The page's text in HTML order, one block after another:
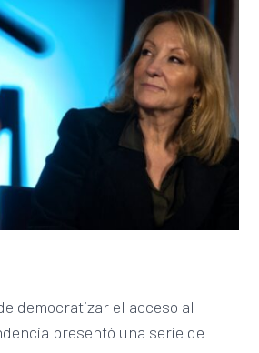
democratizar el acceso al
presentó una serie de